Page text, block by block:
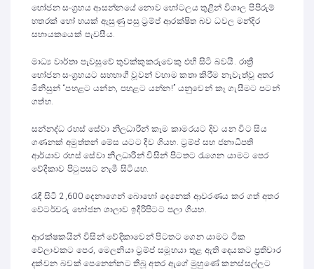
භෝජන සංග්‍රහය ආසන්නයේ නොව හෝටලය තුළින් විශාල පිපිරුම්
හතරක් හෝ හයක් ඇසුණු පසු ට්‍රම්ප් ආරක්ෂිත බව ධවල මන්දිර
සහායකයෙක් පැවසීය.
මාධ්‍ය වාර්තා පැවසුවේ තුවක්කුකරුවෙකු එහි සිටි බවයි. රාත්‍රී
භෝජන සංග්‍රහයට සහභාගී වූවන් වහාම කතා කිරීම නැවැත්වූ අතර
මිනිසුන් “පහළට යන්න, පහළට යන්න!” යනුවෙන් කෑ ගැසීමට පටන්
ගත්හ.
සන්නද්ධ රහස් සේවා නිලධාරීන් කෑම කාමරයට දිව යන විට සිය
ගණනක් අමුත්තන් මේස යටට දිව ගියහ. ට්‍රම්ප් සහ ජනාධිපති
ආර්යාව රහස් සේවා නිලධාරීන් විසින් පිටතට රැගෙන යාමට පෙර
වේදිකාව පිටුපසට නැමී සිටියහ.
රැඳී සිටි 2,600 දෙනාගෙන් බොහෝ දෙනෙක් ආවරණය කර ගත් අතර
වේටර්වරු භෝජන ශාලාව ඉදිරිපිටට පලා ගියහ.
ආරක්ෂකයින් විසින් වේදිකාවෙන් පිටතට ගෙන යාමට ටික
වේලාවකට පෙර, මෙලනියා ට්‍රම්ප් සමූහයා තුළ ඇති දෙයකට ප්‍රතිචාර
දක්වන බවක් පෙනෙන්නට තිබූ අතර ඇගේ මුහුණේ කනස්සල්ලට